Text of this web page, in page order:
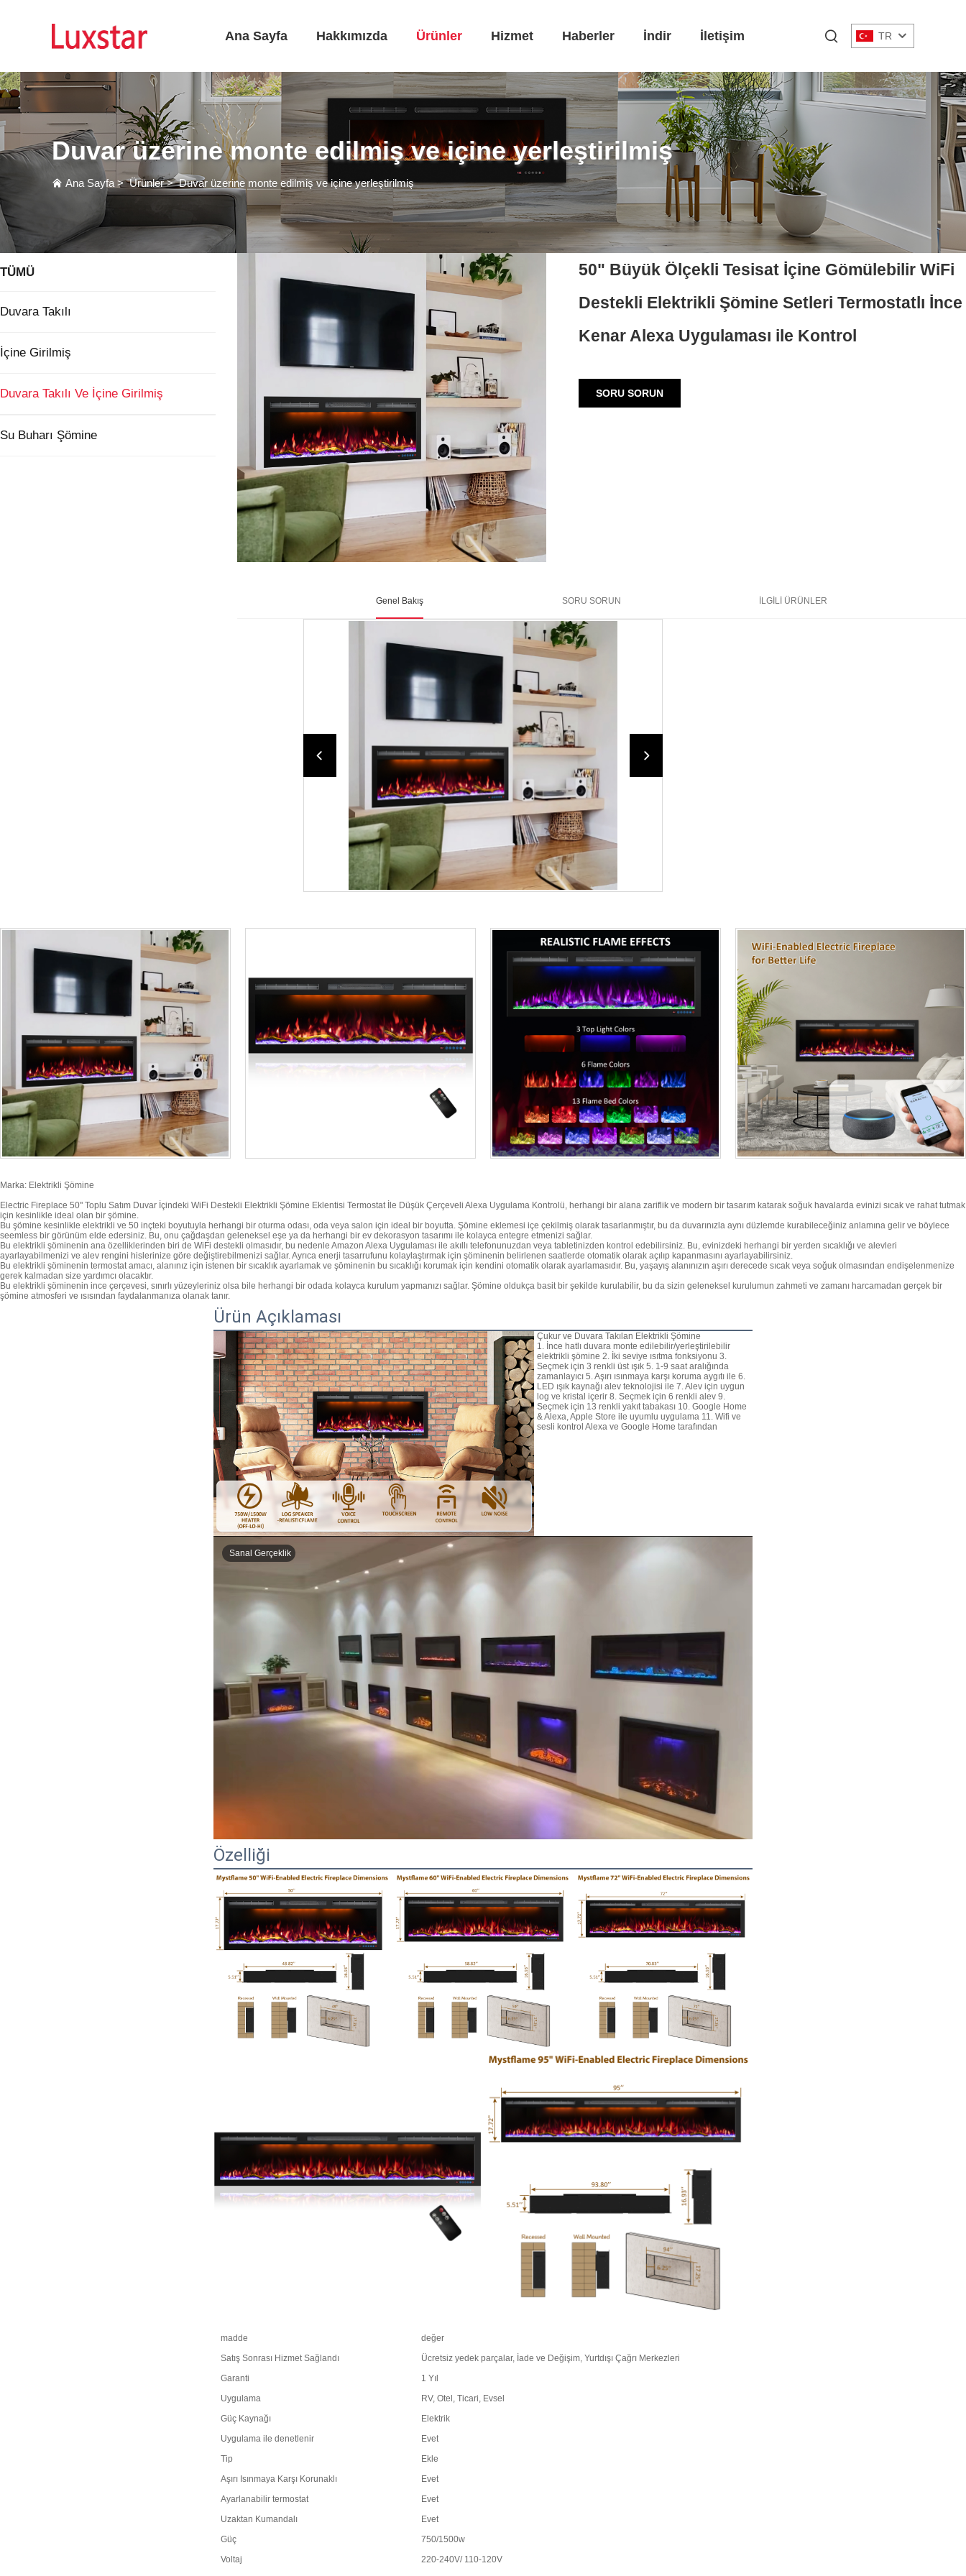
Ana Sayfa Hakkımızda Ürünler Hizmet Haberler İndir İletişim TR
Duvar üzerine monte edilmiş ve içine yerleştirilmiş
Ana Sayfa >Ürünler>Duvar üzerine monte edilmiş ve içine yerleştirilmiş
TÜMÜ
Duvara Takılı
İçine Girilmiş
Duvara Takılı Ve İçine Girilmiş
Su Buharı Şömine
50" Büyük Ölçekli Tesisat İçine Gömülebilir WiFi
Destekli Elektrikli Şömine Setleri Termostatlı İnce
Kenar Alexa Uygulaması ile Kontrol
SORU SORUN
Genel Bakış SORU SORUN İLGİLİ ÜRÜNLER
Marka: Elektrikli Şömine
Electric Fireplace 50" Toplu Satım Duvar İçindeki WiFi Destekli Elektrikli Şömine Eklentisi Termostat İle Düşük Çerçeveli Alexa Uygulama Kontrolü, herhangi bir alana zariflik ve modern bir tasarım katarak soğuk havalarda evinizi sıcak ve rahat tutmak
için kesinlikle ideal olan bir şömine.
Bu şömine kesinlikle elektrikli ve 50 inçteki boyutuyla herhangi bir oturma odası, oda veya salon için ideal bir boyutta. Şömine eklemesi içe çekilmiş olarak tasarlanmıştır, bu da duvarınızla aynı düzlemde kurabileceğiniz anlamına gelir ve böylece
seemless bir görünüm elde edersiniz. Bu, onu çağdaşdan geleneksel eşe ya da herhangi bir ev dekorasyon tasarımı ile kolayca entegre etmenizi sağlar.
Bu elektrikli şöminenin ana özelliklerinden biri de WiFi destekli olmasıdır, bu nedenle Amazon Alexa Uygulaması ile akıllı telefonunuzdan veya tabletinizden kontrol edebilirsiniz. Bu, evinizdeki herhangi bir yerden sıcaklığı ve alevleri
ayarlayabilmenizi ve alev rengini hislerinize göre değiştirebilmenizi sağlar. Ayrıca enerji tasarrufunu kolaylaştırmak için şöminenin belirlenen saatlerde otomatik olarak açılıp kapanmasını ayarlayabilirsiniz.
Bu elektrikli şöminenin termostat amacı, alanınız için istenen bir sıcaklık ayarlamak ve şöminenin bu sıcaklığı korumak için kendini otomatik olarak ayarlamasıdır. Bu, yaşayış alanınızın aşırı derecede sıcak veya soğuk olmasından endişelenmenize
gerek kalmadan size yardımcı olacaktır.
Bu elektrikli şöminenin ince çerçevesi, sınırlı yüzeyleriniz olsa bile herhangi bir odada kolayca kurulum yapmanızı sağlar. Şömine oldukça basit bir şekilde kurulabilir, bu da sizin geleneksel kurulumun zahmeti ve zamanı harcamadan gerçek bir
şömine atmosferi ve ısısından faydalanmanıza olanak tanır.
Ürün Açıklaması
Çukur ve Duvara Takılan Elektrikli Şömine
1. İnce hatlı duvara monte edilebilir/yerleştirilebilir
elektrikli şömine 2. İki seviye ısıtma fonksiyonu 3.
Seçmek için 3 renkli üst ışık 5. 1-9 saat aralığında
zamanlayıcı 5. Aşırı ısınmaya karşı koruma aygıtı ile 6.
LED ışık kaynağı alev teknolojisi ile 7. Alev için uygun
log ve kristal içerir 8. Seçmek için 6 renkli alev 9.
Seçmek için 13 renkli yakıt tabakası 10. Google Home
& Alexa, Apple Store ile uyumlu uygulama 11. Wifi ve
sesli kontrol Alexa ve Google Home tarafından
Sanal Gerçeklik
Özelliği
madde
değer
Satış Sonrası Hizmet Sağlandı
Ücretsiz yedek parçalar, İade ve Değişim, Yurtdışı Çağrı Merkezleri
Garanti
1 Yıl
Uygulama
RV, Otel, Ticari, Evsel
Güç Kaynağı
Elektrik
Uygulama ile denetlenir
Evet
Tip
Ekle
Aşırı Isınmaya Karşı Korunaklı
Evet
Ayarlanabilir termostat
Evet
Uzaktan Kumandalı
Evet
Güç
750/1500w
Voltaj
220-240V/ 110-120V